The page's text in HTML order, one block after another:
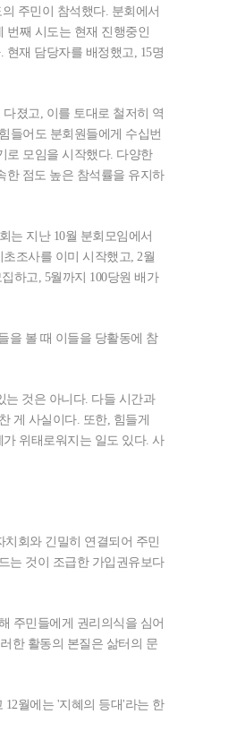
주민이 참석했다. 분회에서
번째 시도는 현재 진행중인
재 담당자를 배정했고, 15명
졌고, 이를 토대로 철저히 역
들어도 분회원들에게 수십번
로 모임을 시작했다. 다양한
한 점도 높은 참석률을 유지하
는 지난 10월 분회모임에서
조사를 이미 시작했고, 2월
하고, 5월까지 100당원 배가
을 볼 때 이들을 당활동에 참
는 것은 아니다. 다들 시간과
게 사실이다. 또한, 힘들게
위태로워지는 일도 있다. 사
회와 긴밀히 연결되어 주민
는 것이 조급한 가입권유보다
주민들에게 권리의식을 심어
한 활동의 본질은 삶터의 문
월에는 '지혜의 등대'라는 한